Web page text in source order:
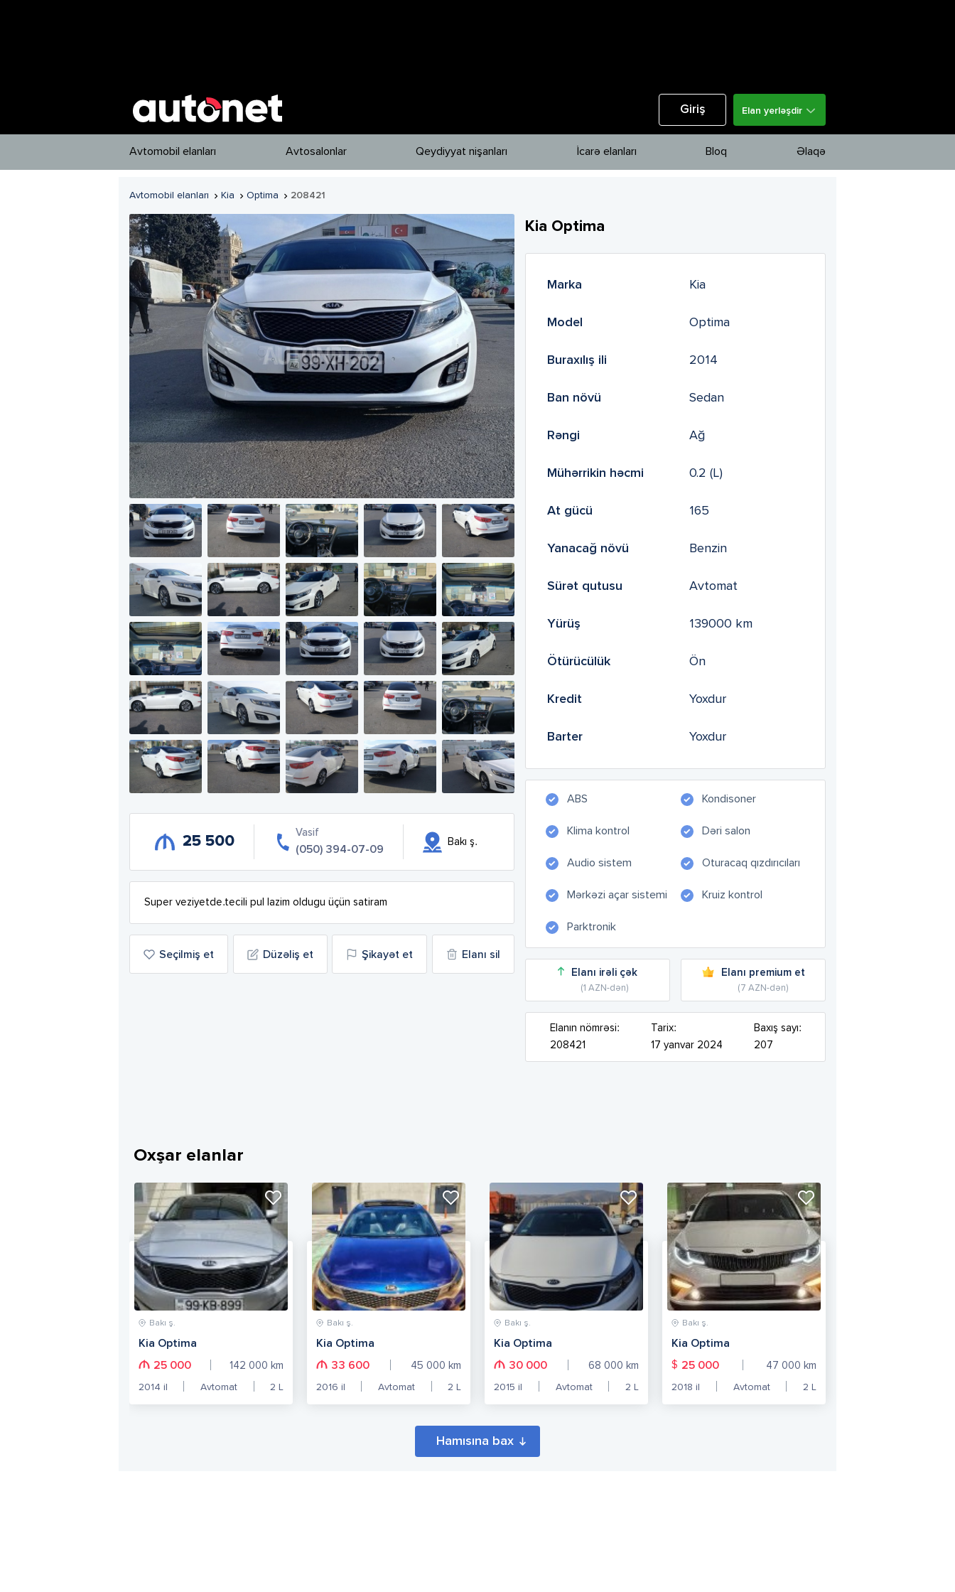
Giriş Elan yerləşdir
Avtomobil elanları Avtosalonlar Qeydiyyat nişanları İcarə elanları Bloq Əlaqə
Avtomobil elanları  Kia  Optima  208421
25 500
Vasif
(050) 394-07-09
Bakı ş.
Super veziyetde.tecili pul lazim oldugu üçün satiram
Seçilmiş et Düzəliş et Şikayət et Elanı sil
Kia Optima
Marka Kia
Model Optima
Buraxılış ili 2014
Ban növü Sedan
Rəngi Ağ
Mühərrikin həcmi 0.2 (L)
At gücü 165
Yanacağ növü Benzin
Sürət qutusu Avtomat
Yürüş 139000 km
Ötürücülük Ön
Kredit Yoxdur
Barter Yoxdur
ABS Kondisoner
Klima kontrol Dəri salon
Audio sistem Oturacaq qızdırıcıları
Mərkəzi açar sistemi Kruiz kontrol
Parktronik
Elanı irəli çək
(1 AZN-dən)
Elanı premium et
(7 AZN-dən)
Elanın nömrəsi:
208421
Tarix:
17 yanvar 2024
Baxış sayı:
207
Oxşar elanlar
Bakı ş.
Kia Optima
25 000
142 000 km
2014 il Avtomat 2 L
Bakı ş.
Kia Optima
33 600
45 000 km
2016 il Avtomat 2 L
Bakı ş.
Kia Optima
30 000
68 000 km
2015 il Avtomat 2 L
Bakı ş.
Kia Optima
$ 25 000 47 000 km
2018 il Avtomat 2 L
Hamısına bax